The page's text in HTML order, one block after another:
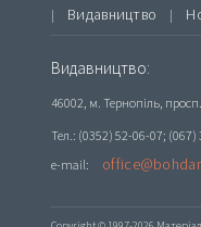
| Видавництво |
Видавництво:
46002, м. Тернопіль,
Тел.: (0352) 52-06-07; (067)
e-mail: